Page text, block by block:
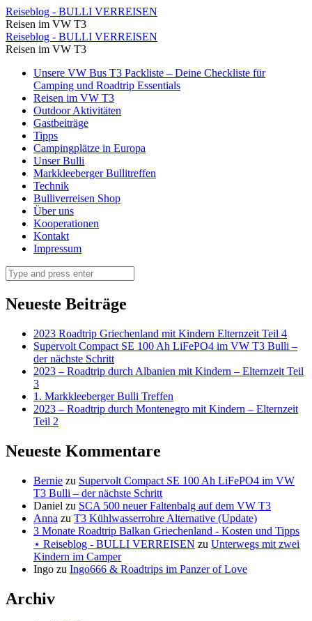
lefkada
Besichtigungstipps
(6)
Reiseblog
BULLI
VERREISEN
Reiseblog - BULLI VERREISEN
Reisen im VW T3
lefkada
Besichtigungstipps
(6)
Reiseblog
BULLI
VERREISEN
Reiseblog - BULLI VERREISEN
Reisen im VW T3
Skip
content
Unsere VW Bus T3 Packliste – Deine Checkliste für
Camping und Roadtrip Essentials
Reisen im VW T3
Outdoor Aktivitäten
Gastbeiträge
Tipps
Campingplätze in Europa
Unser Bulli
Markkleeberger Bullitreffen
Technik
Bulliverreisen Shop
Über uns
Kooperationen
Kontakt
Impressum
Search
Neueste Beiträge
2023 Roadtrip Griechenland mit Kindern Elternzeit Teil 4
Supervolt Compact SE 100 Ah LiFePO4 im VW T3 Bulli –
der nächste Schritt
2023 – Roadtrip durch Albanien mit Kindern – Elternzeit Teil
3
1. Markkleeberger Bulli Treffen
2023 – Roadtrip durch Montenegro mit Kindern – Elternzeit
Teil 2
Neueste Kommentare
Bernie zu Supervolt Compact SE 100 Ah LiFePO4 im VW
T3 Bulli – der nächste Schritt
Daniel zu SCA 500 neuer Faltenbalg auf dem VW T3
Anna zu T3 Kühlwasserrohre Alternative (Update)
3 Monate Roadtrip Balkan Griechenland - Kosten und Tipps
⋆ Reiseblog - BULLI VERREISEN zu Unterwegs mit zwei
Kindern im Camper
Ingo zu Ingo666 & Roadtrips im Panzer of Love
Archiv